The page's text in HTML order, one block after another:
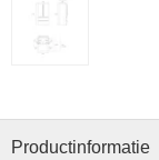
Productinformatie